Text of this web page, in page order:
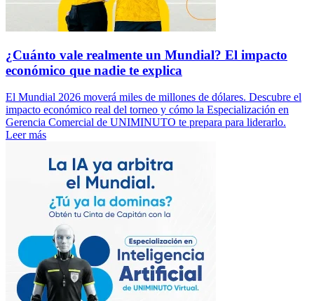
¿Cuánto vale realmente un Mundial? El impacto
económico que nadie te explica
El Mundial 2026 moverá miles de millones de dólares. Descubre el
impacto económico real del torneo y cómo la Especialización en
Gerencia Comercial de UNIMINUTO te prepara para liderarlo.
Leer más